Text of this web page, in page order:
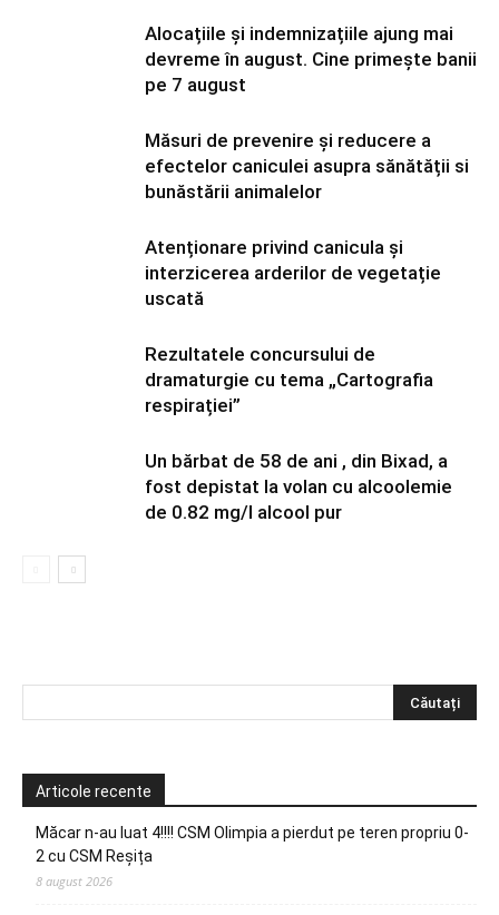
Alocațiile și indemnizațiile ajung mai
devreme în august. Cine primește banii
pe 7 august
Măsuri de prevenire și reducere a
efectelor caniculei asupra sănătății si
bunăstării animalelor
Atenționare privind canicula și
interzicerea arderilor de vegetație
uscată
Rezultatele concursului de
dramaturgie cu tema „Cartografia
respirației”
Un bărbat de 58 de ani , din Bixad, a
fost depistat la volan cu alcoolemie
de 0.82 mg/l alcool pur
Articole recente
Măcar n-au luat 4!!!! CSM Olimpia a pierdut pe teren propriu 0-
2 cu CSM Reșița
8 august 2026